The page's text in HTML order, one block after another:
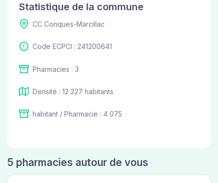
Statistique de la commune
CC Conques-Marcillac
Code ECPCI : 241200641
Pharmacies : 3
Densité : 12 227 habitants
habitant / Pharmacie : 4 075
5 pharmacies autour de vous